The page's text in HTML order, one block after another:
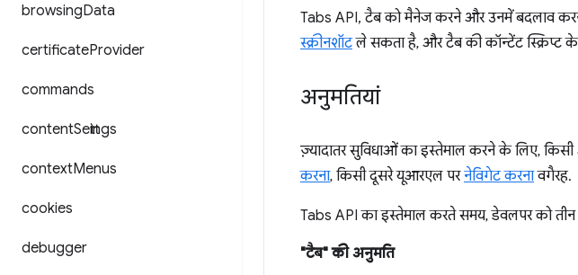
browsingData
certificateProvider
commands
contentSettings
contextMenus
cookies
debugger
Tabs API, टैब को मैनेज करने और उनमें बदलाव
स्क्रीनशॉटले सकता है, और टैब की कॉन्टेंट स्क्रिप्ट
अनुमतियां
ज़्यादातर सुविधाओं का इस्तेमाल करने के लिए,
करना, किसी दूसरे यूआरएल परनेविगेट करनावगैरह.
Tabs API का इस्तेमाल करते समय, डेवलपर को तीन
"टैब" की अनुमति